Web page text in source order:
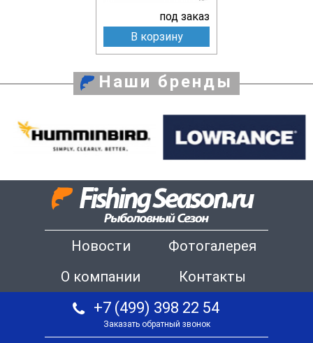
под заказ
В корзину
Наши бренды
Новости
Фотогалерея
О компании
Контакты
+7 (499) 398 22 54
Заказать обратный звонок